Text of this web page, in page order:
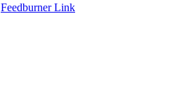
Feedburner Link